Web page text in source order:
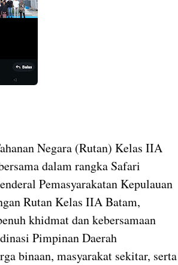
Negara (Rutan) Kelas IIA
dalam rangka Safari
Pemasyarakatan Kepulauan
Rutan Kelas IIA Batam,
khidmat dan kebersamaan
Pimpinan Daerah
binaan, masyarakat sekitar, serta